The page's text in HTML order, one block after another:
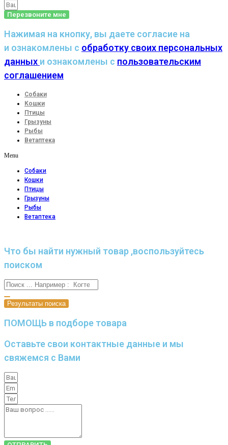
Перезвоните мне
Нажимая на кнопку, вы даете согласие на
и ознакомлены с обработку своих персональных
данных и ознакомлены с пользовательским
соглашением
Собаки
Кошки
Птицы
Грызуны
Рыбы
Ветаптека
Menu
Собаки
Кошки
Птицы
Грызуны
Рыбы
Ветаптека
Что бы найти нужный товар ,воспользуйтесь
поиском
Результаты поиска
ПОМОЩЬ в подборе товара
Оставьте свои контактные данные и мы
свяжемся с Вами